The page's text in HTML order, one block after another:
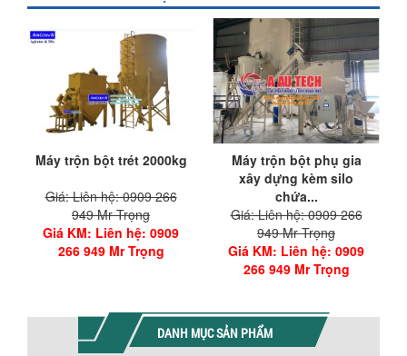
Máy trộn bột trét 2000kg
Giá: Liên hệ: 0909 266
949 Mr Trọng
Giá KM: Liên hệ: 0909
266 949 Mr Trọng
Máy trộn bột phụ gia
xây dựng kèm silo
chứa...
Giá: Liên hệ: 0909 266
949 Mr Trọng
Giá KM: Liên hệ: 0909
266 949 Mr Trọng
DANH MỤC SẢN PHẨM